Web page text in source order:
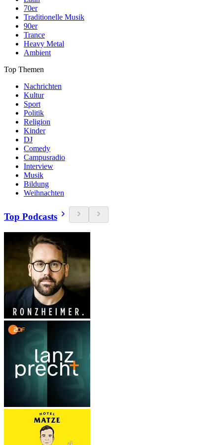
70er
Traditionelle Musik
90er
Trance
Heavy Metal
Ambient
Top Themen
Nachrichten
Kultur
Sport
Politik
Religion
Kinder
DJ
Comedy
Campusradio
Interview
Musik
Bildung
Weihnachten
Top Podcasts